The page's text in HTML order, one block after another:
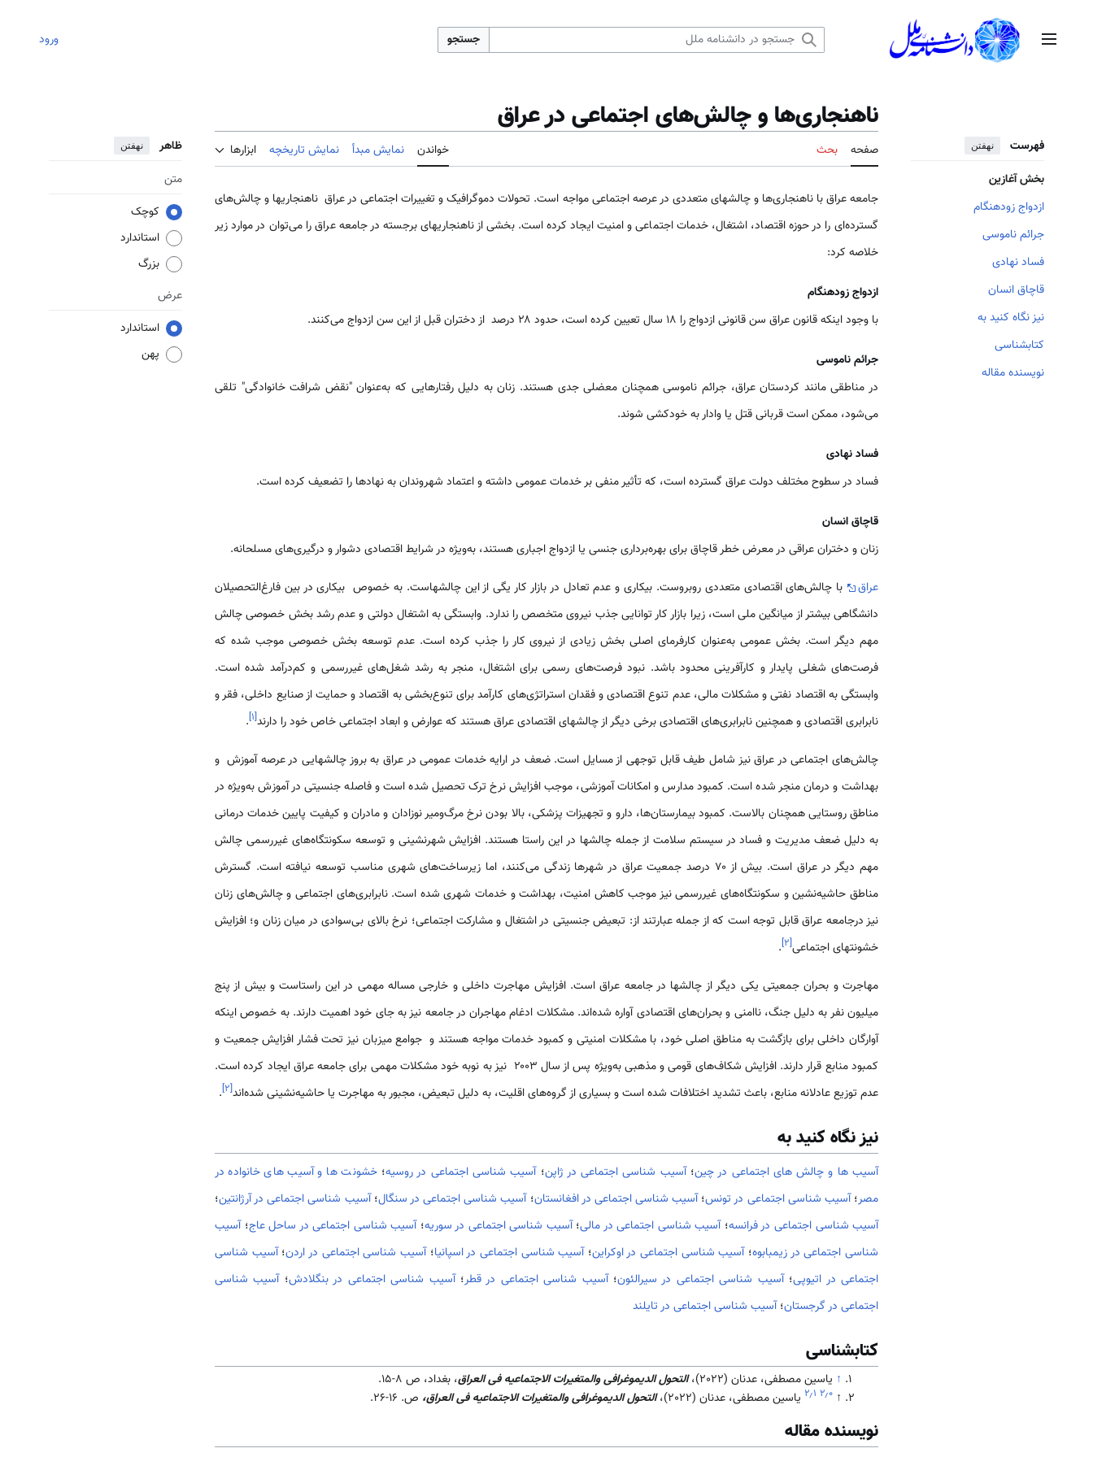
منوی اصلی جستجو ورود
فهرست نهفتن
بخش آغازین
ازدواج زودهنگام
جرائم ناموسی
فساد نهادی
قاچاق انسان
نیز نگاه کنید به
کتابشناسی
نویسنده مقاله
ناهنجاری‌ها و چالش‌های اجتماعی در عراق
صفحه بحث خواندن نمایش مبدأ نمایش تاریخچه ابزارها ظاهر نهفتن
متن
کوچک
استاندارد
بزرگ
عرض
استاندارد
پهن
جامعه عراق با ناهنجاری‌ها و چالشهای متعددی در عرصه اجتماعی مواجه است. تحولات دموگرافیک و تغییرات اجتماعی در عراق ناهنجاریها و چالش‌های
گسترده‌ای را در حوزه اقتصاد، اشتغال، خدمات اجتماعی و امنیت ایجاد کرده است. بخشی از ناهنجاریهای برجسته در جامعه عراق را می‌توان در موارد زیر
خلاصه کرد:
ازدواج زودهنگام
با وجود اینکه قانون عراق سن قانونی ازدواج را ۱۸ سال تعیین کرده است، حدود ۲۸ درصد از دختران قبل از این سن ازدواج می‌کنند.
جرائم ناموسی
در مناطقی مانند کردستان عراق، جرائم ناموسی همچنان معضلی جدی هستند. زنان به دلیل رفتارهایی که به‌عنوان "نقض شرافت خانوادگی" تلقی
می‌شود، ممکن است قربانی قتل یا وادار به خودکشی شوند.
فساد نهادی
فساد در سطوح مختلف دولت عراق گسترده است، که تأثیر منفی بر خدمات عمومی داشته و اعتماد شهروندان به نهادها را تضعیف کرده است.
قاچاق انسان
زنان و دختران عراقی در معرض خطر قاچاق برای بهره‌برداری جنسی یا ازدواج اجباری هستند، به‌ویژه در شرایط اقتصادی دشوار و درگیری‌های مسلحانه.
عراق
با چالش‌های اقتصادی متعددی روبروست. بیکاری و عدم تعادل در بازار کار یگی از این چالشهاست. به خصوص بیکاری در بین فارغ‌التحصیلان
دانشگاهی بیشتر از میانگین ملی است، زیرا بازار کار توانایی جذب نیروی متخصص را ندارد. وابستگی به اشتغال دولتی و عدم رشد بخش خصوصی چالش
مهم دیگر است. بخش عمومی به‌عنوان کارفرمای اصلی بخش زیادی از نیروی کار را جذب کرده است. عدم توسعه بخش خصوصی موجب شده که
فرصت‌های شغلی پایدار و کارآفرینی محدود باشد. نبود فرصت‌های رسمی برای اشتغال، منجر به رشد شغل‌های غیررسمی و کم‌درآمد شده است.
وابستگی به اقتصاد نفتی و مشکلات مالی، عدم تنوع اقتصادی و فقدان استراتژی‌های کارآمد برای تنوع‌بخشی به اقتصاد و حمایت از صنایع داخلی، فقر و
نابرابری اقتصادی و همچنین نابرابری‌های اقتصادی برخی دیگر از چالشهای اقتصادی عراق هستند که عوارض و ابعاد اجتماعی خاص خود را دارند[۱]
.
چالش‌های اجتماعی در عراق نیز شامل طیف قابل توجهی از مسایل است. ضعف در ارایه خدمات عمومی در عراق به بروز چالشهایی در عرصه آموزش و
بهداشت و درمان منجر شده است. کمبود مدارس و امکانات آموزشی، موجب افزایش نرخ ترک تحصیل شده است و فاصله جنسیتی در آموزش به‌ویژه در
مناطق روستایی همچنان بالاست. کمبود بیمارستان‌ها، دارو و تجهیزات پزشکی، بالا بودن نرخ مرگ‌ومیر نوزادان و مادران و کیفیت پایین خدمات درمانی
به دلیل ضعف مدیریت و فساد در سیستم سلامت از جمله چالشها در این راستا هستند. افزایش شهرنشینی و توسعه سکونتگاه‌های غیررسمی چالش
مهم دیگر در عراق است. بیش از ۷۰ درصد جمعیت عراق در شهرها زندگی می‌کنند، اما زیرساخت‌های شهری مناسب توسعه نیافته است. گسترش
مناطق حاشیه‌نشین و سکونتگاه‌های غیررسمی نیز موجب کاهش امنیت، بهداشت و خدمات شهری شده است. نابرابری‌های اجتماعی و چالش‌های زنان
نیز درجامعه عراق قابل توجه است که از جمله عبارتند از: تبعیض جنسیتی در اشتغال و مشارکت اجتماعی؛ نرخ بالای بی‌سوادی در میان زنان و؛ افزایش
خشونتهای اجتماعی[۲]
.
مهاجرت و بحران جمعیتی یکی دیگر از چالشها در جامعه عراق است. افزایش مهاجرت داخلی و خارجی مساله مهمی در این راستاست و بیش از پنج
میلیون نفر به دلیل جنگ، ناامنی و بحران‌های اقتصادی آواره شده‌اند. مشکلات ادغام مهاجران در جامعه نیز به جای خود اهمیت دارند. به خصوص اینکه
آوارگان داخلی برای بازگشت به مناطق اصلی خود، با مشکلات امنیتی و کمبود خدمات مواجه هستند و جوامع میزبان نیز تحت فشار افزایش جمعیت و
کمبود منابع قرار دارند. افزایش شکاف‌های قومی و مذهبی به‌ویژه پس از سال ۲۰۰۳ نیز به نوبه خود مشکلات مهمی برای جامعه عراق ایجاد کرده است.
عدم توزیع عادلانه منابع، باعث تشدید اختلافات شده است و بسیاری از گروه‌های اقلیت، به دلیل تبعیض، مجبور به مهاجرت یا حاشیه‌نشینی شده‌اند[۲]
.
نیز نگاه کنید به
آسیب ها و چالش های اجتماعی در چین؛آسیب شناسی اجتماعی در ژاپن؛آسیب شناسی اجتماعی در روسیه؛خشونت ها و آسیب های خانواده در
مصر؛آسیب شناسی اجتماعی در تونس؛آسیب شناسی اجتماعی در افغانستان؛آسیب شناسی اجتماعی در سنگال؛آسیب شناسی اجتماعی در آرژانتین؛
آسیب شناسی اجتماعی در فرانسه؛آسیب شناسی اجتماعی در مالی؛آسیب شناسی اجتماعی در سوریه؛آسیب شناسی اجتماعی در ساحل عاج؛آسیب
شناسی اجتماعی در زیمبابوه؛آسیب شناسی اجتماعی در اوکراین؛آسیب شناسی اجتماعی در اسپانیا؛آسیب شناسی اجتماعی در اردن؛آسیب شناسی
اجتماعی در اتیوپی؛آسیب شناسی اجتماعی در سیرالئون؛آسیب شناسی اجتماعی در قطر؛آسیب شناسی اجتماعی در بنگلادش؛آسیب شناسی
اجتماعی در گرجستان؛آسیب شناسی اجتماعی در تایلند
کتابشناسی
↑ ياسين مصطفى، عدنان (2022)، التحول الديموغرافی والمتغيرات الاجتماعيه فی العراق، بغداد، ص 8-15.
↑ ۲٫۰ ۲٫۱ ياسين مصطفى، عدنان (2022)، التحول الديموغرافی والمتغيرات الاجتماعيه فی العراق، ص. 16-26.
نویسنده مقاله